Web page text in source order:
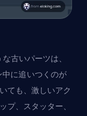
古いパーツは、
に追いつくのが
ても、激しいアク
プ、スタッター、